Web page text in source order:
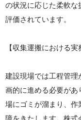
の状況に応じた柔軟な
評価されています。
【収集運搬における実
建設現場では工程管
画的に進める必要があ
場にゴミが溜まり、作
障をきたします。株式